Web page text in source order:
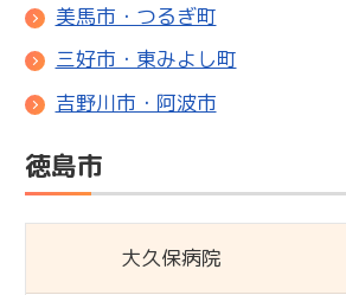
美馬市・つるぎ町
三好市・東みよし町
吉野川市・阿波市
徳島市
大久保病院